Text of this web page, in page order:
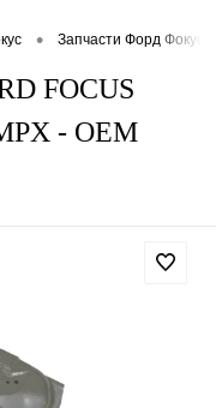
• Запчасти Форд Фокус 2
FOCUS
- OEM